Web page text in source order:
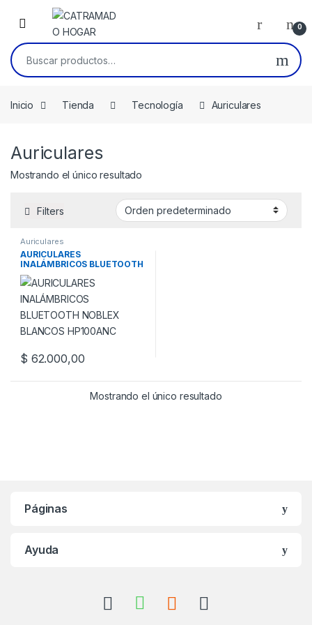
Skip to navigation
Skip to content
0
Buscar por:
Inicio Tienda Tecnología Auriculares
Auriculares
Mostrando el único resultado
Filters
Auriculares
AURICULARES
INALÁMBRICOS BLUETOOTH
NOBLEX BLANCOS
HP100ANC
$ 62.000,00
Mostrando el único resultado
Páginas
Ayuda